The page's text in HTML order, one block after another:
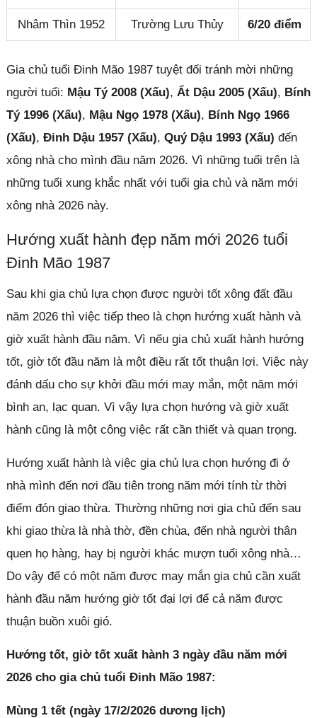
Nhâm Thìn 1952 Trường Lưu Thủy 6/20 điểm
Gia chủ tuổi Đinh Mão 1987 tuyệt đối tránh mời những
người tuổi: Mậu Tý 2008 (Xấu), Ất Dậu 2005 (Xấu), Bính
Tý 1996 (Xấu), Mậu Ngọ 1978 (Xấu), Bính Ngọ 1966
(Xấu), Đinh Dậu 1957 (Xấu), Quý Dậu 1993 (Xấu) đến
xông nhà cho mình đầu năm 2026. Vì những tuổi trên là
những tuổi xung khắc nhất với tuổi gia chủ và năm mới
xông nhà 2026 này.
Hướng xuất hành đẹp năm mới 2026 tuổi
Đinh Mão 1987
Sau khi gia chủ lựa chọn được người tốt xông đất đầu
năm 2026 thì việc tiếp theo là chọn hướng xuất hành và
giờ xuất hành đầu năm. Vì nếu gia chủ xuất hành hướng
tốt, giờ tốt đầu năm là một điều rất tốt thuận lợi. Việc này
đánh dấu cho sự khởi đầu mới may mắn, một năm mới
bình an, lạc quan. Vì vậy lựa chọn hướng và giờ xuất
hành cũng là một công việc rất cần thiết và quan trọng.
Hướng xuất hành là việc gia chủ lựa chọn hướng đi ở
nhà mình đến nơi đầu tiên trong năm mới tính từ thời
điểm đón giao thừa. Thường những nơi gia chủ đến sau
khi giao thừa là nhà thờ, đền chùa, đến nhà người thân
quen họ hàng, hay bị người khác mượn tuổi xông nhà…
Do vậy để có một năm được may mắn gia chủ cần xuất
hành đầu năm hướng giờ tốt đại lợi để cả năm được
thuận buồn xuôi gió.
Hướng tốt, giờ tốt xuất hành 3 ngày đầu năm mới
2026 cho gia chủ tuổi Đinh Mão 1987:
Mùng 1 tết (ngày 17/2/2026 dương lịch)